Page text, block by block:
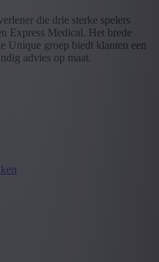
die drie sterke spelers
Express Medical. Het brede
Unique groep biedt klanten een
advies op maat.